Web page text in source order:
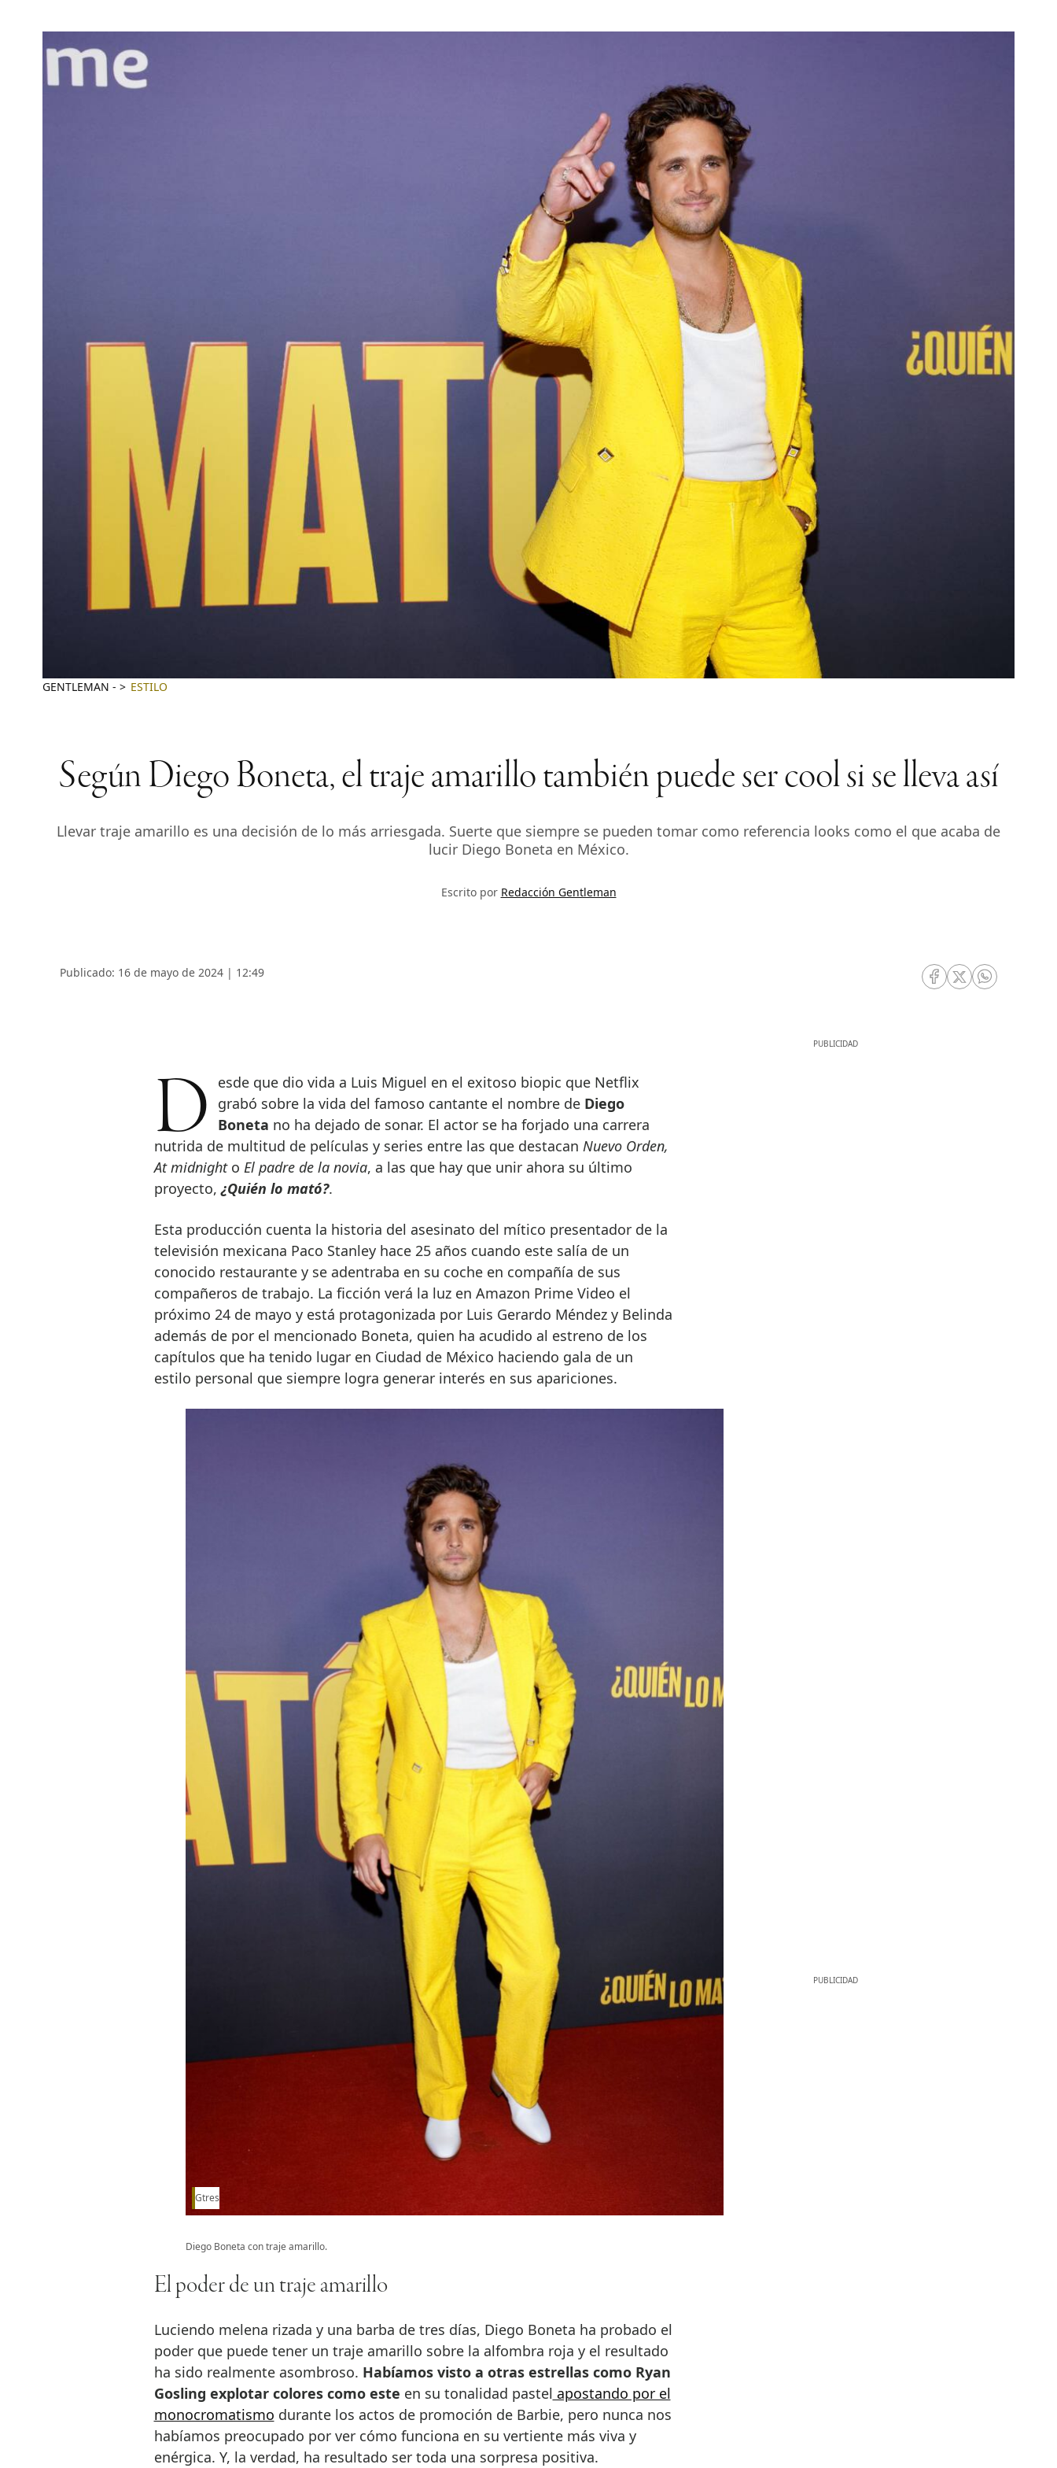
GENTLEMAN - ESTILO
Según Diego Boneta, el traje amarillo también puede ser cool si se lleva así
Llevar traje amarillo es una decisión de lo más arriesgada. Suerte que siempre se pueden tomar como referencia looks como el que acaba de
lucir Diego Boneta en México.
Escrito por Redacción Gentleman
Publicado: 16 de mayo de 2024 | 12:49
RRSS Facebook
RRSS Twitter
RRSS
Desde que dio vida a Luis Miguel en el exitoso biopic que Netflix grabó sobre la vida del famoso cantante el nombre de Diego
Boneta no ha dejado de sonar. El actor se ha forjado una carrera
nutrida de multitud de películas y series entre las que destacan Nuevo Orden,
At midnighto El padre de la novia, a las que hay que unir ahora su último
proyecto, ¿Quién lo mató?.
Esta producción cuenta la historia del asesinato del mítico presentador de la
televisión mexicana Paco Stanley hace 25 años cuando este salía de un
conocido restaurante y se adentraba en su coche en compañía de sus
compañeros de trabajo. La ficción verá la luz en Amazon Prime Video el
próximo 24 de mayo y está protagonizada por Luis Gerardo Méndez y Belinda
además de por el mencionado Boneta, quien ha acudido al estreno de los
capítulos que ha tenido lugar en Ciudad de México haciendo gala de un
estilo personal que siempre logra generar interés en sus apariciones.
Gtres
Diego Boneta con traje amarillo.
El poder de un traje amarillo
Luciendo melena rizada y una barba de tres días, Diego Boneta ha probado el
poder que puede tener un traje amarillo sobre la alfombra roja y el resultado
ha sido realmente asombroso. Habíamos visto a otras estrellas como Ryan
Gosling explotar colores como este en su tonalidad pastel apostando por el
monocromatismo durante los actos de promoción de Barbie, pero nunca nos
habíamos preocupado por ver cómo funciona en su vertiente más viva y
enérgica. Y, la verdad, ha resultado ser toda una sorpresa positiva.